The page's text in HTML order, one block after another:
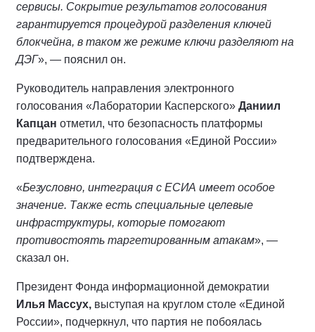
сервисы. Сокрытие результатов голосования
гарантируется процедурой разделения ключей
блокчейна, в таком же режиме ключи разделяют на
ДЭГ», — пояснил он.
Руководитель направления электронного
голосования «Лаборатории Касперского» Даниил
Капцан отметил, что безопасность платформы
предварительного голосования «Единой России»
подтверждена.
«Безусловно, интеграция с ЕСИА имеет особое
значение. Также есть специальные целевые
инфраструктуры, которые помогают
противостоять таргетированным атакам», —
сказал он.
Президент Фонда информационной демократии
Илья Массух, выступая на круглом столе «Единой
России», подчеркнул, что партия не побоялась